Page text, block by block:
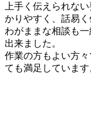
上手く伝えられな
かりやすく、話易く
わがままな相談も
出来ました。
作業の方もよい方
ても満足しています